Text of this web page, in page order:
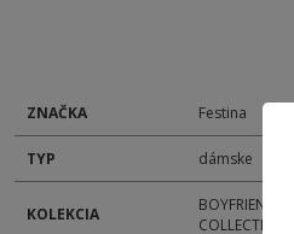
ZNAČKA Festina
TYP dámske
KOLEKCIA
BOYFRIEND
COLLECTION